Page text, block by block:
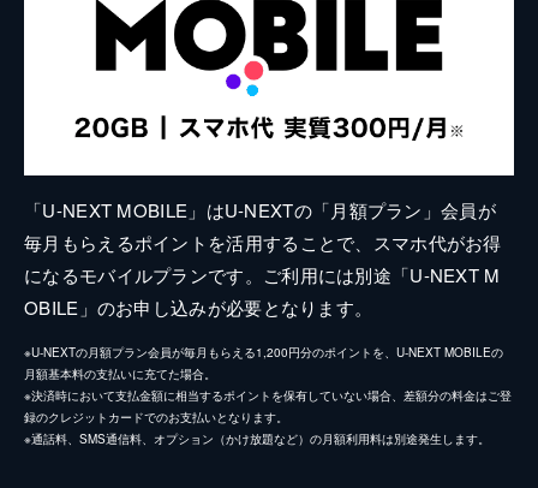
「U-NEXT MOBILE」はU-NEXTの「月額プラン」会員が
毎月もらえるポイントを活用することで、スマホ代がお得
になるモバイルプランです。ご利用には別途「U-NEXT M
OBILE」のお申し込みが必要となります。
※U-NEXTの月額プラン会員が毎月もらえる1,200円分のポイントを、U-NEXT MOBILEの
月額基本料の支払いに充てた場合。
※決済時において支払金額に相当するポイントを保有していない場合、差額分の料金はご登
録のクレジットカードでのお支払いとなります。
※通話料、SMS通信料、オプション（かけ放題など）の月額利用料は別途発生します。